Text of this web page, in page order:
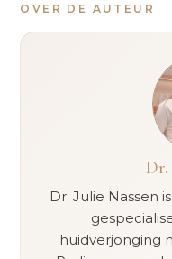
OVER DE AUTEUR
Dr.
Dr. Julie Nassen
huidverjonging